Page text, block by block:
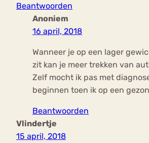
Beantwoorden
Anoniem
16 april, 2018
Wanneer je op een lager
zit kan je meer trekken van
Zelf mocht ik pas met
beginnen toen ik op een
Beantwoorden
Vlindertje
15 april, 2018